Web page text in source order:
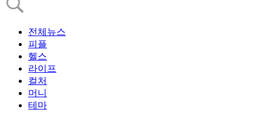
전체뉴스
피플
헬스
라이프
컬처
머니
테마